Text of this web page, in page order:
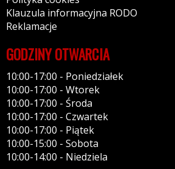
Klauzula informacyjna RODO
Reklamacje
GODZINY OTWARCIA
10:00-17:00 - Poniedziałek
10:00-17:00 - Wtorek
10:00-17:00 - Środa
10:00-17:00 - Czwartek
10:00-17:00 - Piątek
10:00-15:00 - Sobota
10:00-14:00 - Niedziela